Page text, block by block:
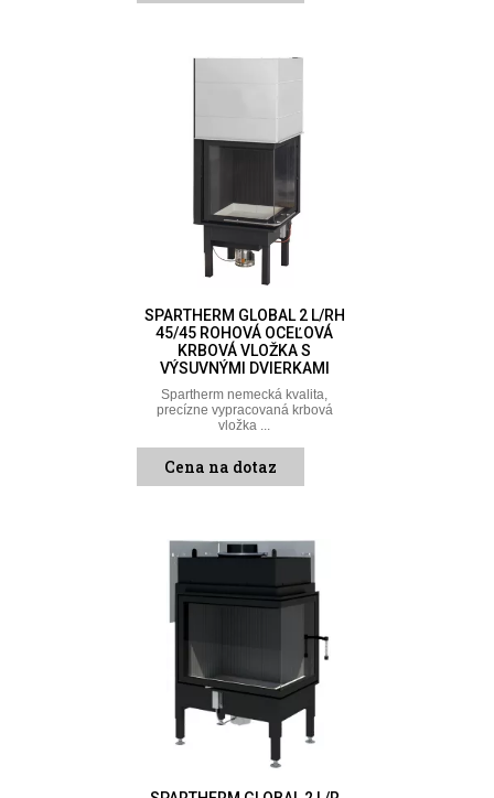
SPARTHERM GLOBAL 2 L/RH
45/45 ROHOVÁ OCEĽOVÁ
KRBOVÁ VLOŽKA S
VÝSUVNÝMI DVIERKAMI
Spartherm nemecká kvalita,
precízne vypracovaná krbová
vložka ...
Cena na dotaz